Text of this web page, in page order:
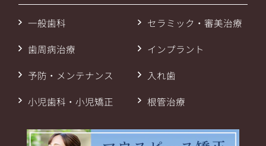
一般歯科
歯周病治療
予防・メンテナンス
小児歯科・小児矯正
セラミック・審美治療
インプラント
入れ歯
根管治療